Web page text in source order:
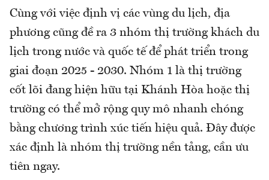
Cùng với việc định vị các vùng du lịch, địa
phương cũng đề ra 3 nhóm thị trường khách du
lịch trong nước và quốc tế để phát triển trong
giai đoạn 2025 - 2030. Nhóm 1 là thị trường
cốt lõi đang hiện hữu tại Khánh Hòa hoặc thị
trường có thể mở rộng quy mô nhanh chóng
bằng chương trình xúc tiến hiệu quả. Đây được
xác định là nhóm thị trường nền tảng, cần ưu
tiên ngay.